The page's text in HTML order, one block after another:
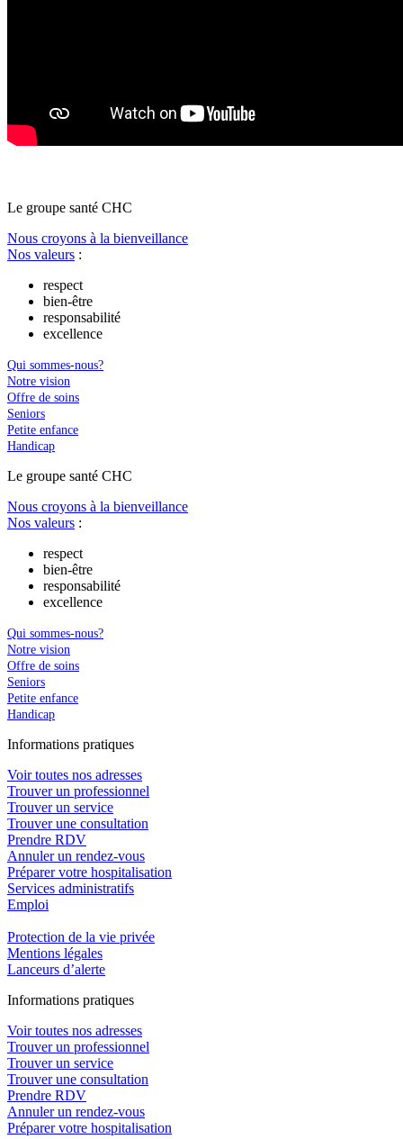
Le groupe santé CHC
Nous croyons à la bienveillance
Nos valeurs :
respect
bien-être
responsabilité
excellence
Qui sommes-nous?
Notre vision
Offre de soins
Seniors
Petite enfance
Handicap
Le groupe santé CHC
Nous croyons à la bienveillance
Nos valeurs :
respect
bien-être
responsabilité
excellence
Qui sommes-nous?
Notre vision
Offre de soins
Seniors
Petite enfance
Handicap
Informations pratiques
Voir toutes nos adresses
Trouver un professionnel
Trouver un service
Trouver une consultation
Prendre RDV
Annuler un rendez-vous
Préparer votre hospitalisation
Services administratifs
Emploi​
Protection de la vie privée
Mentions légales
Lanceurs d’alerte
Informations pratiques
Voir toutes nos adresses
Trouver un professionnel
Trouver un service
Trouver une consultation
Prendre RDV
Annuler un rendez-vous
Préparer votre hospitalisation